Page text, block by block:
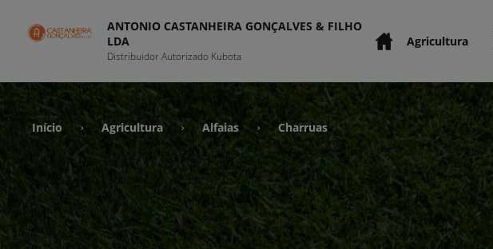
ANTONIO CASTANHEIRA GONÇALVES & FILHO
LDA
Distribuidor Autorizado Kubota
Agricultura
Início › Agricultura › Alfaias › Charruas